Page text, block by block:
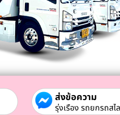
ส่งข้อความ
รุ่งเรือง รถยกรถสไ